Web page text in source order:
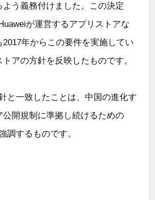
う義務付けました。この決定
が運営するアプリストアな
2017年からこの要件を実施してい
アの方針を反映したものです。
と一致したことは、中国の進化す
公開規制に準拠し続けるための
調するものです。